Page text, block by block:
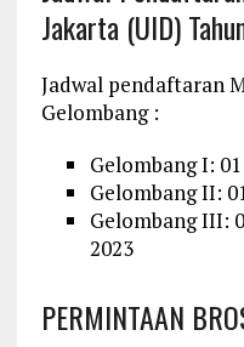
Jakarta (UID)
Jadwal pendaftaran
Gelombang :
Gelombang I:
Gelombang II:
Gelombang III:
2023
PERMINTAAN